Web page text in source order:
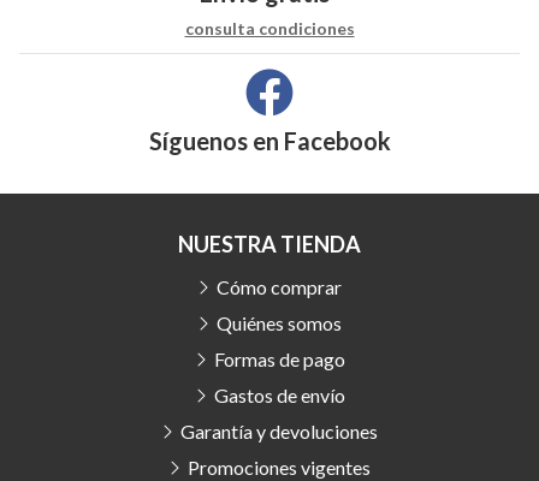
consulta condiciones
Síguenos en Facebook
NUESTRA TIENDA
Cómo comprar
Quiénes somos
Formas de pago
Gastos de envío
Garantía y devoluciones
Promociones vigentes